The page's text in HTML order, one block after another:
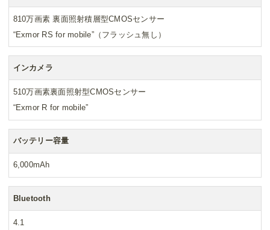
810万画素 裏面照射積層型CMOSセンサー
“Exmor RS for mobile”（フラッシュ無し）
インカメラ
510万画素裏面照射型CMOSセンサー
“Exmor R for mobile”
バッテリー容量
6,000mAh
Bluetooth
4.1